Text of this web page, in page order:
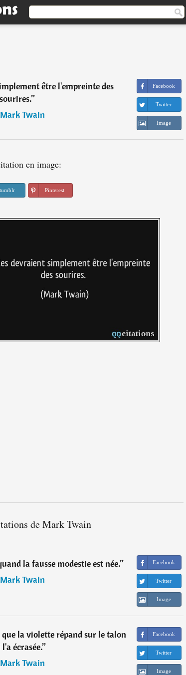
être l'empreinte des
sourires.”
Mark Twain
Facebook
Twitter
Image
en image:
tumblr Pinterest
de Mark Twain
la fausse modestie est née.”
Mark Twain
Facebook
Twitter
Image
la violette répand sur le talon
écrasée.”
Mark Twain
Facebook
Twitter
Image